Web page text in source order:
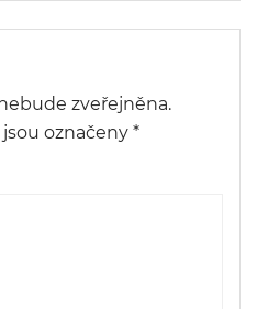
zveřejněna.
označeny *